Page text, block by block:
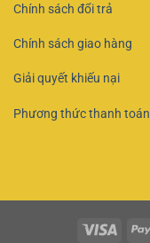
Chính sách đổi trả
Chính sách giao hàng
Giải quyết khiếu nại
Phương thức thanh toán